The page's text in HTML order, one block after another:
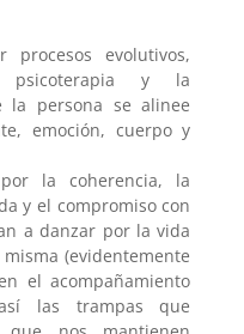
procesos evolutivos,
psicoterapia y la
la persona se alinee
emoción, cuerpo y
la coherencia, la
y el compromiso con
a danzar por la vida
(evidentemente
el acompañamiento
las trampas que